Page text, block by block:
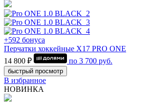
+592 бонуса
Перчатки хоккейные Х17 PRO ONE
14 800 ₽
по 3 700 руб.
быстрый просмотр
В избранное
НОВИНКА